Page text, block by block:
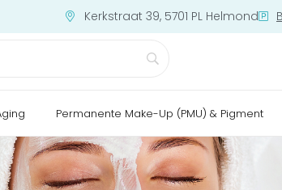
Kerkstraat 39, 5701 PL Helmond
Permanente Make-Up (PMU) & Pigment